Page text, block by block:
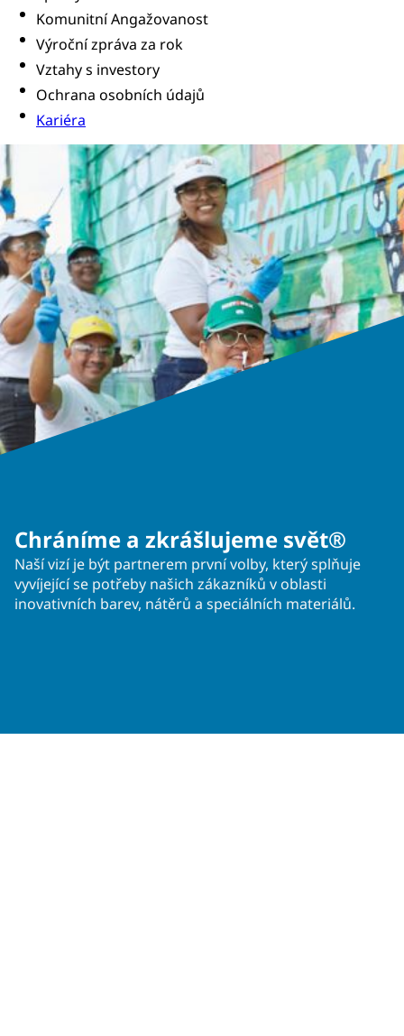
Komunitní Angažovanost
Výroční zpráva za rok
Vztahy s investory
Ochrana osobních údajů
Kariéra
Chráníme a zkrášlujeme svět®
Naší vizí je být partnerem první volby, který splňuje
vyvíjející se potřeby našich zákazníků v oblasti
inovativních barev, nátěrů a speciálních materiálů.